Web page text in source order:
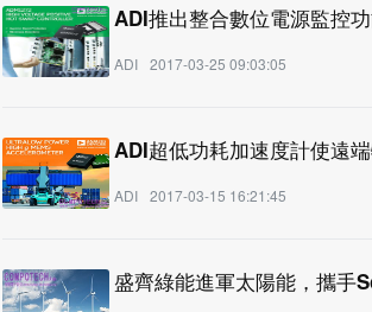
ADI推出整合數位電源監控
ADI 2017-03-25 09:03:05
ADI超低功耗加速度計使遠
ADI 2017-03-15 16:21:45
盛齊綠能進軍太陽能，攜手